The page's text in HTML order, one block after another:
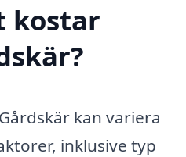
kostar
kan variera
inklusive typ